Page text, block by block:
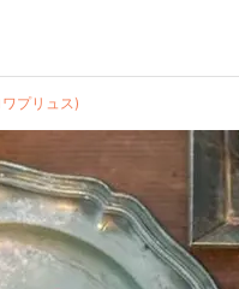
プリュス)